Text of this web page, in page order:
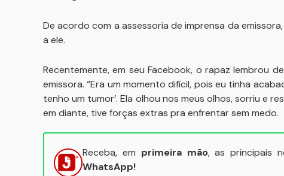
De acordo com a assessoria de imprensa da
a ele.
Recentemente, em seu Facebook, o rapaz lembrou
emissora. “Era um momento difícil, pois eu tinha
tenho um tumor’. Ela olhou nos meus olhos, sorriu e
em diante, tive forças extras pra enfrentar sem medo.
Receba, em primeira mão, as principais
WhatsApp!